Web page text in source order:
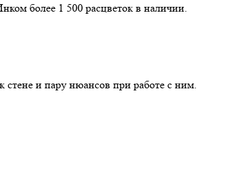
более 1 500 расцветок в наличии.
стене и пару нюансов при работе с ним.